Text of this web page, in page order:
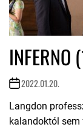
INFERNO
2022.01.20.
Langdon
kalandoktól